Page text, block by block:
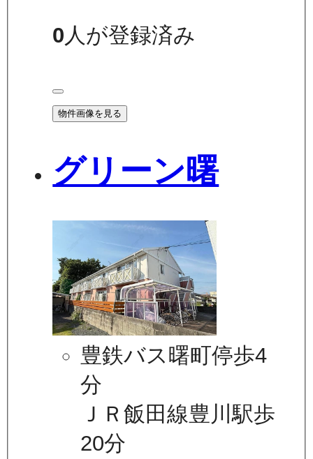
0人が登録済み
物件画像を見る
グリーン曙
豊鉄バス曙町停歩4
分
ＪＲ飯田線豊川駅歩
20分